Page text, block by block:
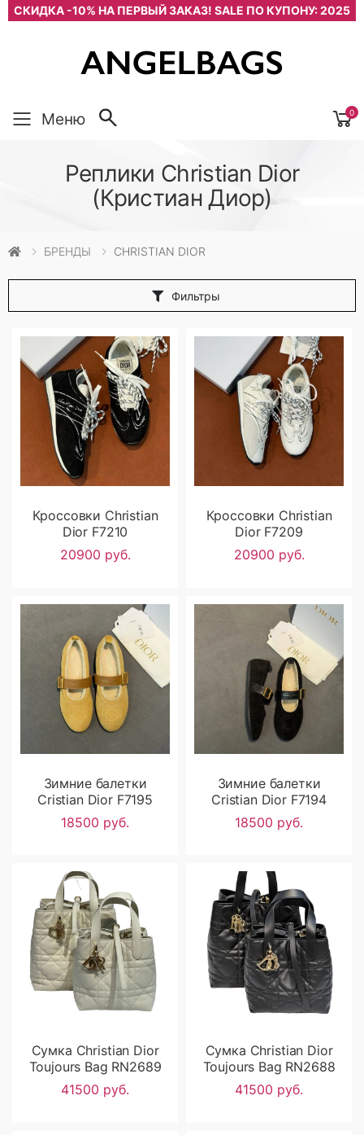
СКИДКА -10% НА ПЕРВЫЙ ЗАКАЗ! SALE ПО КУПОНУ: 2025
Меню 0
Реплики Christian Dior
(Кристиан Диор)
БРЕНДЫ CHRISTIAN DIOR
Фильтры
Кроссовки Christian
Dior F7210
20900 руб.
Кроссовки Christian
Dior F7209
20900 руб.
Зимние балетки
Cristian Dior F7195
18500 руб.
Зимние балетки
Cristian Dior F7194
18500 руб.
Сумка Christian Dior
Toujours Bag RN2689
41500 руб.
Сумка Christian Dior
Toujours Bag RN2688
41500 руб.